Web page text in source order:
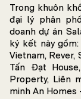
Trong khuôn
đại lý phân
doanh dự án
ký kết này
Vietnam, Rever,
Tấn Đạt
Property, Liên
minh An Homes